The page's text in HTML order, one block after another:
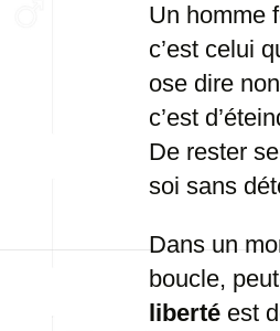
Un homme
c’est celui
ose dire
c’est
De rester
soi sans
Dans un
boucle,
liberté est